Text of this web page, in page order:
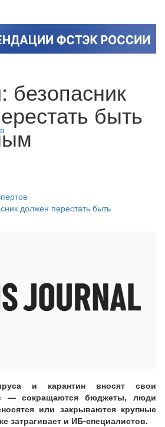
безопасник
быть
должен перестать быть
и карантин вносят свои
— сокращаются бюджеты, люди
или закрываются крупные
затрагивает и ИБ-специалистов.